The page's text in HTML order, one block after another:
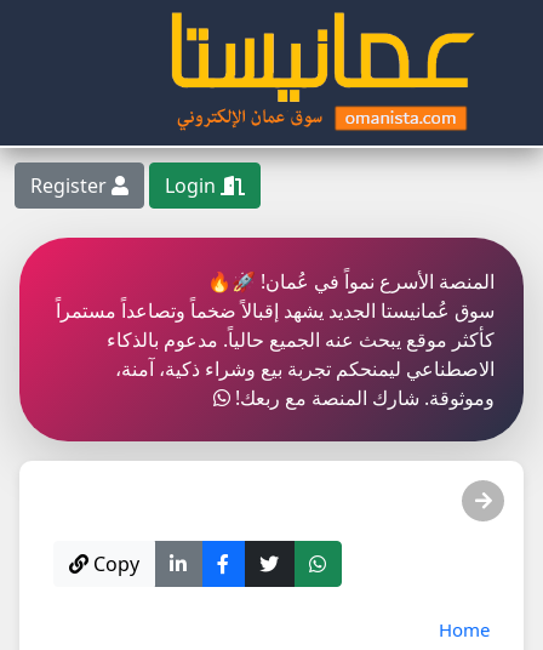
المنصة الأسرع نمواً في عُمان! 🚀🔥
سوق عُمانيستا الجديد يشهد إقبالاً ضخماً وتصاعداً مستمراً
كأكثر موقع يبحث عنه الجميع حالياً. مدعوم بالذكاء
الاصطناعي ليمنحكم تجربة بيع وشراء ذكية، آمنة،
وموثوقة. شارك المنصة مع ربعك!
Copy
Home